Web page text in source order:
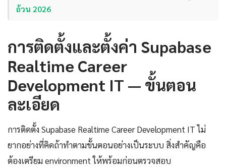
ถ้วน 2026
การติดตั้งและตั้งค่า Supabase
Realtime Career
Development IT — ขั้นตอน
ละเอียด
การติดตั้ง Supabase Realtime Career Development IT ไม่
ยากอย่างที่คิดถ้าทำตามขั้นตอนอย่างเป็นระบบ สิ่งสำคัญคือ
ต้องเตรียม environment ให้พร้อมก่อนตรวจสอบ